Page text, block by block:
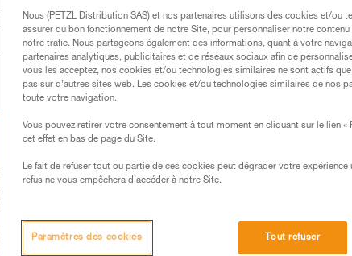
Exemple, avec un mousqueton de
à double au milieu du crux de la voie,
Voici quelques astuces pour se
techniques des produits utilisés dans ce conseil avant de
les informations de la notice technique pour pouvoir
une formation et un entraînement spécifique. Validez
à refaire la manipulation, seul, en toute sécurité, avant de la
Nous (PETZL Distribution SAS) et nos partenaires utilisons des cookies et/ou
assurer du bon fonctionnement de notre Site, pour personnaliser notre
notre trafic. Nous partageons également des informations, quant à votre
partenaires analytiques, publicitaires et de réseaux sociaux afin de
vous les acceptez, nos cookies et/ou technologies similaires ne sont actifs
pas sur d’autres sites web. Les cookies et/ou technologies similaires de nos
toute votre navigation.
Vous pouvez retirer votre consentement à tout moment en cliquant sur le lien «
cet effet en bas de page du Site.
Le fait de refuser tout ou partie de ces cookies peut dégrader votre expérience
refus ne vous empêchera d’accéder à notre Site.
Tout refuser
Paramètres des cookies